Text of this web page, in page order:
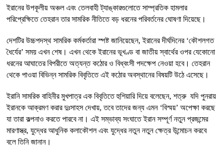
ইরানের উপকূলীয় অঞ্চল এবং তেলবাহী ট্যাঙ্কারগুলোতে সাম্প্রতিক হামলার
পরিপ্রেক্ষিতে তেহরান তার সামরিক নীতিতে বড় ধরনের পরিবর্তনের ঘোষণা দিয়েছে।
দেশটির উচ্চপদস্থ সামরিক কর্মকর্তারা স্পষ্ট জানিয়েছেন, ইরানের দীর্ঘদিনের ‘কৌশলগত
ধৈর্যের’ সময় এখন শেষ। এখন থেকে ইরানের ভূখণ্ড বা জাতীয় স্বার্থের ওপর যেকোনো
ধরনের আঘাতের বিপরীতে অত্যন্ত কঠোর ও বিধ্বংসী পদক্ষেপ নেওয়া হবে। তেহরান
থেকে পাওয়া বিভিন্ন সামরিক বিবৃতিতে এই কঠোর অবস্থানের বিষয়টি উঠে এসেছে।
ইরানি সামরিক বাহিনীর মুখপাত্র এক বিবৃতিতে হুশিয়ারি দিয়ে বলেছেন, শত্রু যদি পুনরায়
ইরানকে আক্রমণ করার দুঃসাহস দেখায়, তবে তাদের জন্য এমন ‘বিস্ময়’ অপেক্ষা করছে
যা তারা কল্পনাও করতে পারবে না। এই সম্ভাব্য সংঘাতে ইরান সম্পূর্ণ নতুন প্রজন্মের
মারণাস্ত্র, যুদ্ধের আধুনিক কলাকৌশল এবং যুদ্ধের নতুন নতুন ক্ষেত্র উন্মোচন করবে
বলে তিনি জানান।